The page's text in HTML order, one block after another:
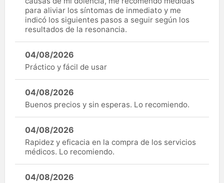
para aliviar los síntomas de inmediato y me
indicó los siguientes pasos a seguir según los
resultados de la resonancia.
04/08/2026
Práctico y fácil de usar
04/08/2026
Buenos precios y sin esperas. Lo recomiendo.
04/08/2026
Rapidez y eficacia en la compra de los servicios
médicos. Lo recomiendo.
04/08/2026